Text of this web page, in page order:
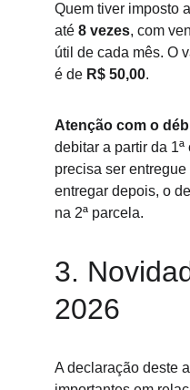
Quem tiver imposto
até 8 vezes, com
útil de cada mês. O
é de R$ 50,00.
Atenção com o
debitar a partir da
precisa ser
entregar depois, o
na 2ª parcela.
3.
2026
A declaração deste